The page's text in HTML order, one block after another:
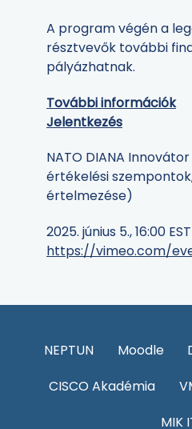
A program végén a
résztvevők további
pályázhatnak.
További információk
Jelentkezés
NATO DIANA
értékelési
értelmezése)
2025. június 5., 16:00 EST
https://vimeo.com/
NEPTUN Moodle
CISCO Akadémia
MIK